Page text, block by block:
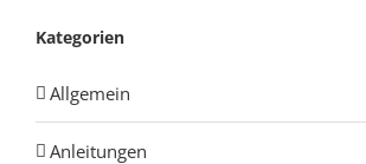
Kategorien
Allgemein
Anleitungen